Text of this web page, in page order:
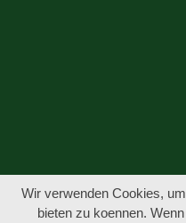
Wir verwenden Cookies,
bieten zu koennen.